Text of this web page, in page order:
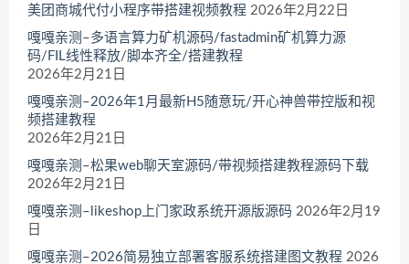
美团商城代付小程序带搭建视频教程 2026年2月22日
嘎嘎亲测–多语言算力矿机源码/fastadmin矿机算力源
码/FIL线性释放/脚本齐全/搭建教程
2026年2月21日
嘎嘎亲测–2026年1月最新H5随意玩/开心神兽带控版和视
频搭建教程
2026年2月21日
嘎嘎亲测–松果web聊天室源码/带视频搭建教程源码下载
2026年2月21日
嘎嘎亲测–likeshop上门家政系统开源版源码 2026年2月19
日
嘎嘎亲测–2026简易独立部署客服系统搭建图文教程 2026